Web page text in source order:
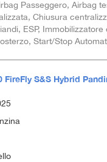
Passeggero, Airbag
Chiusura
ESP,
Start/Stop
FireFly S&S Hybrid